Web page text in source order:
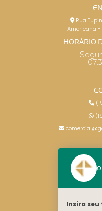
Rua
Americana -
HORÁRIO
Insira